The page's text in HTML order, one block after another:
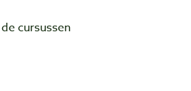
cursussen